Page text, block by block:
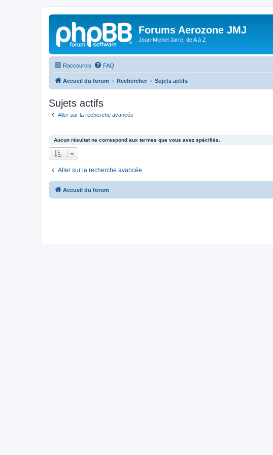
Forums Aerozone JMJ
Jean-Michel Jarre, de A à Z
Raccourcis FAQ
Accueil du forum Rechercher Sujets actifs
Sujets actifs
Aller sur la recherche avancée
Aucun résultat ne correspond aux termes que vous avez spécifiés.
Aller sur la recherche avancée
Accueil du forum